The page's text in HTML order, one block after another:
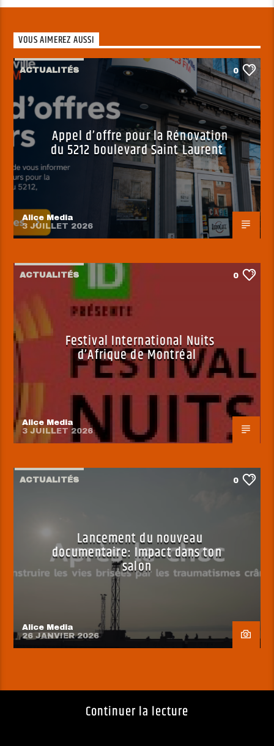
VOUS AIMEREZ AUSSI
ACTUALITÉS 0
Appel d’offre pour la Rénovation
du 5212 boulevard Saint Laurent
Alice Media
3 JUILLET 2026
ACTUALITÉS 0
Festival International Nuits
d’Afrique de Montréal
Alice Media
3 JUILLET 2026
ACTUALITÉS 0
Lancement du nouveau
documentaire: Impact dans ton
salon
Alice Media
26 JANVIER 2026
Continuer la lecture